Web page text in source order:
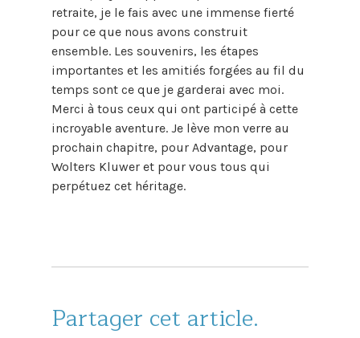
retraite, je le fais avec une immense fierté
pour ce que nous avons construit
ensemble. Les souvenirs, les étapes
importantes et les amitiés forgées au fil du
temps sont ce que je garderai avec moi.
Merci à tous ceux qui ont participé à cette
incroyable aventure. Je lève mon verre au
prochain chapitre, pour Advantage, pour
Wolters Kluwer et pour vous tous qui
perpétuez cet héritage.
Partager cet article.